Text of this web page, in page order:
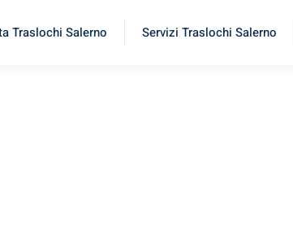
Traslochi Salerno Servizi Traslochi Salerno